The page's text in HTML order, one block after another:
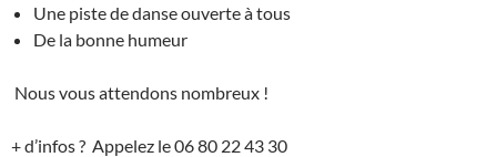
Une piste de danse ouverte à tous
De la bonne humeur
Nous vous attendons nombreux !
+ d’infos ? Appelez le 06 80 22 43 30